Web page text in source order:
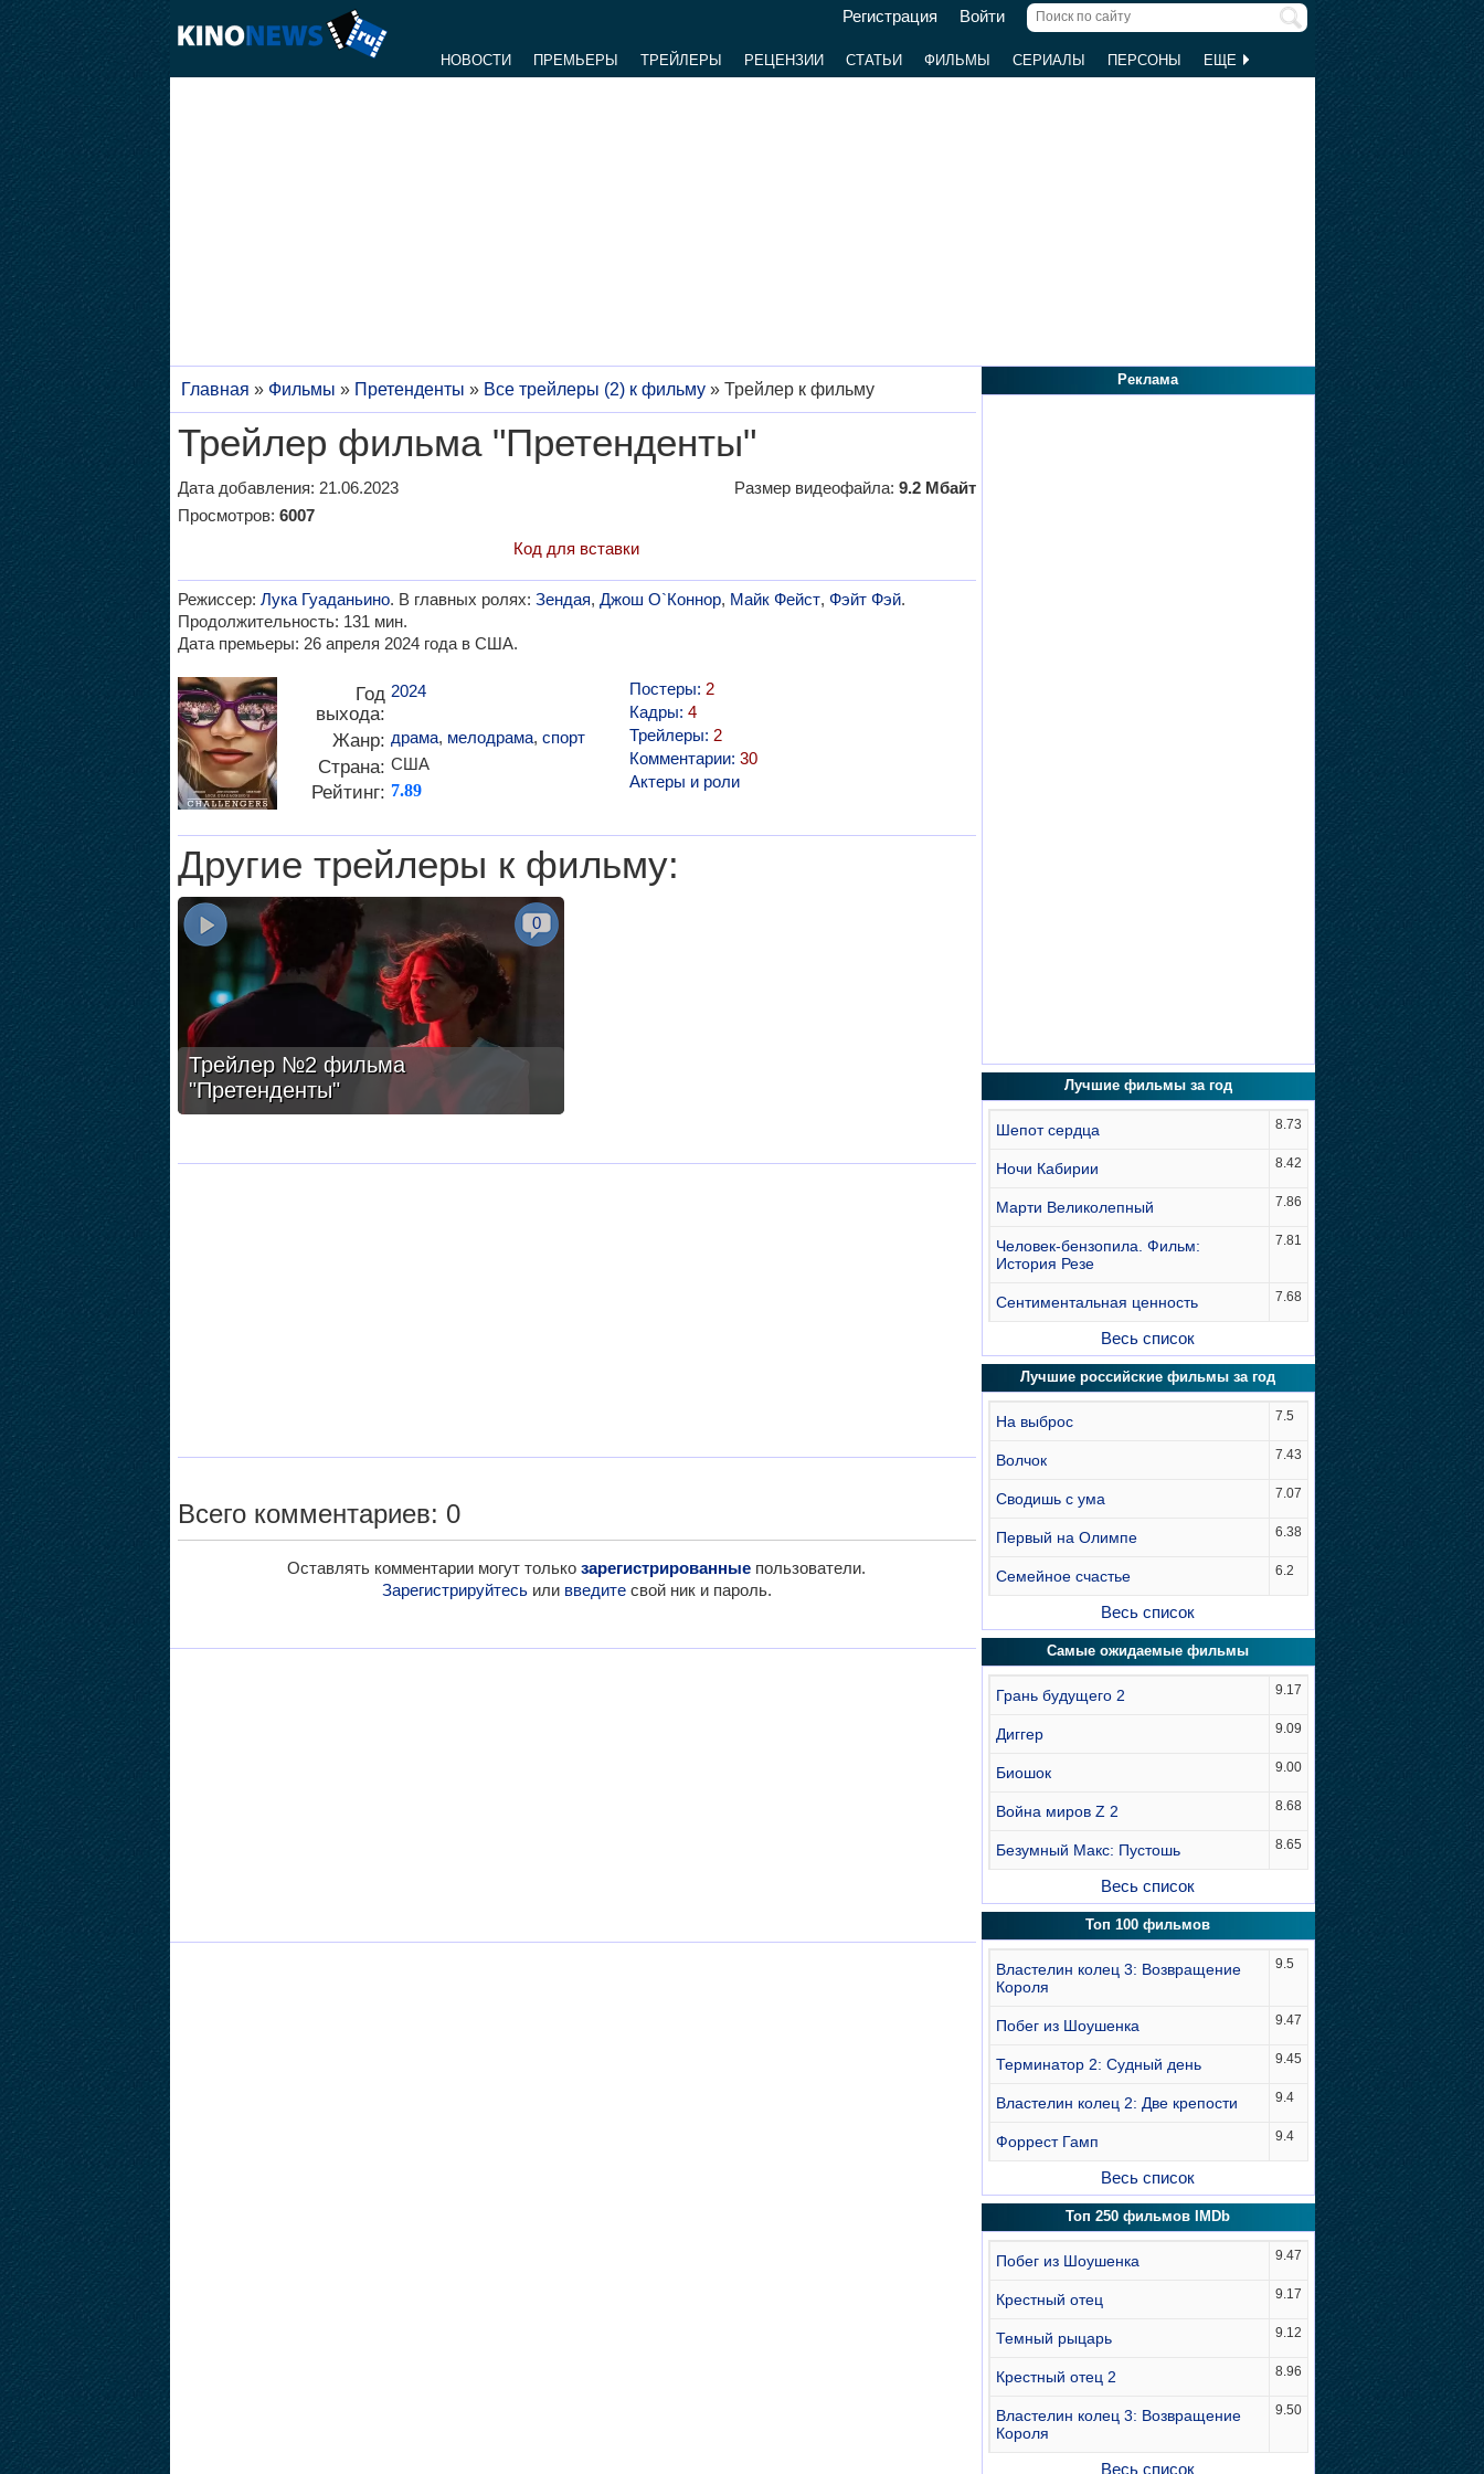
Регистрация Войти
НОВОСТИ ПРЕМЬЕРЫ ТРЕЙЛЕРЫ РЕЦЕНЗИИ СТАТЬИ ФИЛЬМЫ СЕРИАЛЫ ПЕРСОНЫ ЕЩЕ
Главная » Фильмы » Претенденты » Все трейлеры (2) к фильму» Трейлер к фильму
Трейлер фильма "Претенденты"
Дата добавления: 21.06.2023 Размер видеофайла: 9.2 Мбайт
Просмотров: 6007
Код для вставки
Режиссер: Лука Гуаданьино. В главных ролях: Зендая, Джош О`Коннор, Майк Фейст, Фэйт Фэй.
Продолжительность: 131 мин.
Дата премьеры: 26 апреля 2024 года в США.
Год
выхода:
2024
Жанр: драма, мелодрама, спорт
Страна: США
Рейтинг: 7.89
Постеры: 2
Кадры: 4
Трейлеры: 2
Комментарии: 30
Актеры и роли
Другие трейлеры к фильму:
Трейлер №2 фильма
"Претенденты"
0
Всего комментариев: 0
Оставлять комментарии могут только зарегистрированные пользователи.
Зарегистрируйтесьили введитесвой ник и пароль.
Реклама
Лучшие фильмы за год
Шепот сердца 8.73
Ночи Кабирии 8.42
Марти Великолепный 7.86
Человек-бензопила. Фильм:
История Резе
7.81
Сентиментальная ценность 7.68
Весь список
Лучшие российские фильмы за год
На выброс 7.5
Волчок 7.43
Сводишь с ума 7.07
Первый на Олимпе 6.38
Семейное счастье 6.2
Весь список
Самые ожидаемые фильмы
Грань будущего 2 9.17
Диггер 9.09
Биошок 9.00
Война миров Z 2 8.68
Безумный Макс: Пустошь 8.65
Весь список
Топ 100 фильмов
Властелин колец 3: Возвращение
Короля
9.5
Побег из Шоушенка 9.47
Терминатор 2: Судный день 9.45
Властелин колец 2: Две крепости 9.4
Форрест Гамп 9.4
Весь список
Топ 250 фильмов IMDb
Побег из Шоушенка 9.47
Крестный отец 9.17
Темный рыцарь 9.12
Крестный отец 2 8.96
Властелин колец 3: Возвращение
Короля
9.50
Весь список